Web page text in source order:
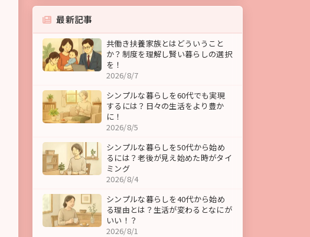
最新記事
共働き扶養家族とはどういうこと
か？制度を理解し賢い暮らしの選択
を！
2026/8/7
シンプルな暮らしを60代でも実現
するには？日々の生活をより豊か
に！
2026/8/5
シンプルな暮らしを50代から始め
るには？老後が見え始めた時がタイ
ミング
2026/8/4
シンプルな暮らしを40代から始め
る理由とは？生活が変わるとなにが
いい！？
2026/8/1